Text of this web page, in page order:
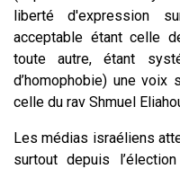
liberté d'expression
acceptable étant celle
toute autre, étant
d’homophobie) une voix
celle du rav Shmuel
Les médias israéliens
surtout depuis